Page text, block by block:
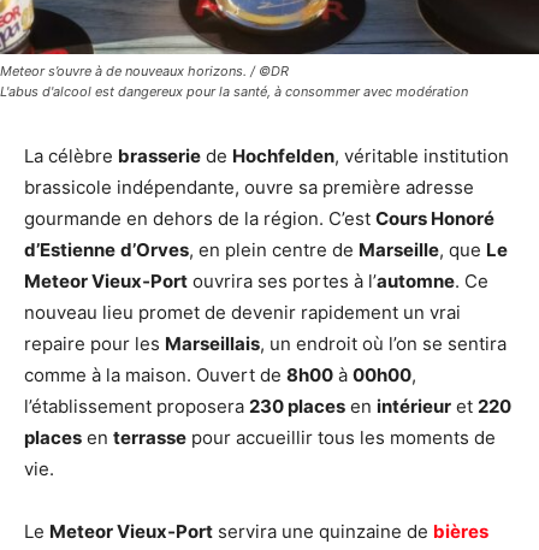
Meteor s’ouvre à de nouveaux horizons. / ©DR
L'abus d'alcool est dangereux pour la santé, à consommer avec modération
La célèbre brasserie de Hochfelden, véritable institution
brassicole indépendante, ouvre sa première adresse
gourmande en dehors de la région. C’est Cours Honoré
d’Estienne d’Orves, en plein centre de Marseille, que Le
Meteor Vieux‑Port ouvrira ses portes à l’automne. Ce
nouveau lieu promet de devenir rapidement un vrai
repaire pour les Marseillais, un endroit où l’on se sentira
comme à la maison. Ouvert de 8h00 à 00h00,
l’établissement proposera 230 places en intérieur et 220
places en terrasse pour accueillir tous les moments de
vie.
Le Meteor Vieux‑Port servira une quinzaine de bières